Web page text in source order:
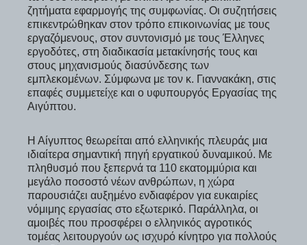
ζητήματα εφαρμογής της συμφωνίας. Οι συζητήσεις
επικεντρώθηκαν στον τρόπο επικοινωνίας με τους
εργαζόμενους, στον συντονισμό με τους Έλληνες
εργοδότες, στη διαδικασία μετακίνησής τους και
στους μηχανισμούς διασύνδεσης των
εμπλεκομένων. Σύμφωνα με τον κ. Γιαννακάκη, στις
επαφές συμμετείχε και ο υφυπουργός Εργασίας της
Αιγύπτου.
Η Αίγυπτος θεωρείται από ελληνικής πλευράς μια
ιδιαίτερα σημαντική πηγή εργατικού δυναμικού. Με
πληθυσμό που ξεπερνά τα 110 εκατομμύρια και
μεγάλο ποσοστό νέων ανθρώπων, η χώρα
παρουσιάζει αυξημένο ενδιαφέρον για ευκαιρίες
νόμιμης εργασίας στο εξωτερικό. Παράλληλα, οι
αμοιβές που προσφέρει ο ελληνικός αγροτικός
τομέας λειτουργούν ως ισχυρό κίνητρο για πολλούς